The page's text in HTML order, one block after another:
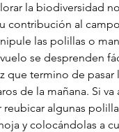
la biodiversidad
contribución al
se desprenden
de la mañana. Si
reubicar algunas
y colocándolas a